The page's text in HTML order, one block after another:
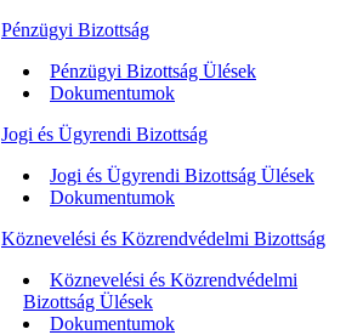
Pénzügyi Bizottság
Pénzügyi Bizottság Ülések
Dokumentumok
Jogi és Ügyrendi Bizottság
Jogi és Ügyrendi Bizottság Ülések
Dokumentumok
Köznevelési és Közrendvédelmi Bizottság
Köznevelési és Közrendvédelmi
Bizottság Ülések
Dokumentumok